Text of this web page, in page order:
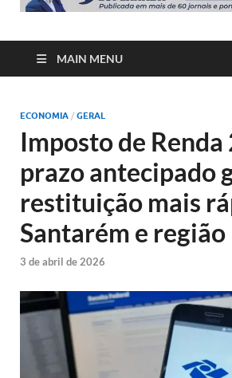
MAIN MENU
ECONOMIA / GERAL
Imposto de
prazo antecipado
restituição mais
Santarém e região
3 de abril de 2026